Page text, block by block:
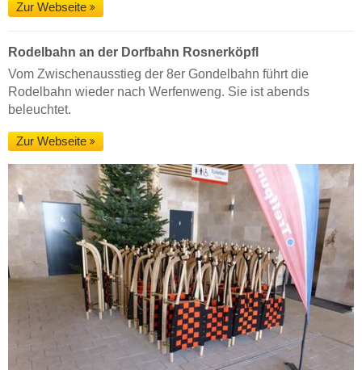
Zur Webseite
Rodelbahn an der Dorfbahn Rosnerköpfl
Vom Zwischenausstieg der 8er Gondelbahn führt die
Rodelbahn wieder nach Werfenweng. Sie ist abends
beleuchtet.
Zur Webseite